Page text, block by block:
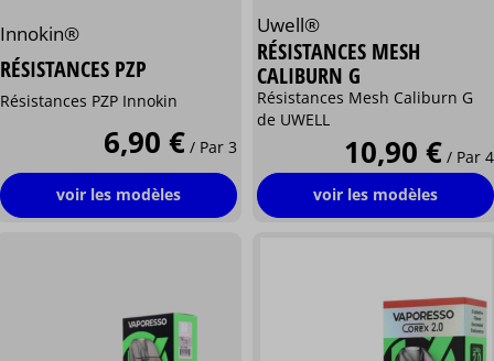
Innokin®
RÉSISTANCES PZP
Résistances PZP Innokin
6,90 € / Par 3
voir les modèles
Uwell®
RÉSISTANCES MESH
CALIBURN G
Résistances Mesh Caliburn G
de UWELL
10,90 € / Par 4
voir les modèles